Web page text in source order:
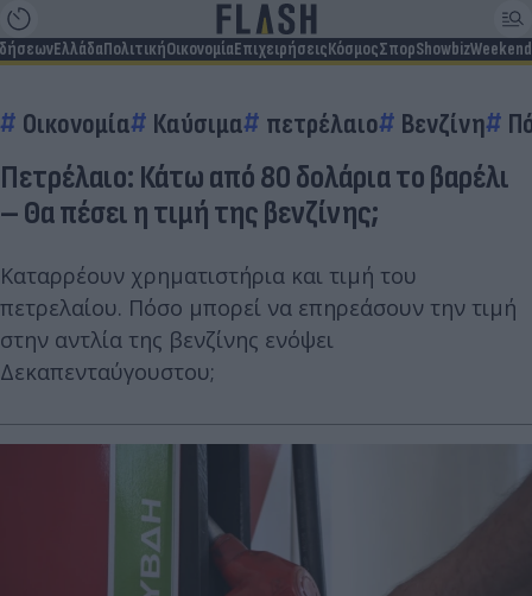
ΕλλάδαΠολιτικήΟικονομίαΕπιχειρήσειςΚόσμοςΣπορShowbizWeekend
Οικονομία Καύσιμα πετρέλαιο Βενζίνη
Πετρέλαιο: Κάτω από 80 δολάρια το βαρέλι
– Θα πέσει η τιμή της βενζίνης;
Καταρρέουν χρηματιστήρια και τιμή του
πετρελαίου. Πόσο μπορεί να επηρεάσουν την τιμή
στην αντλία της βενζίνης ενόψει
Δεκαπενταύγουστου;